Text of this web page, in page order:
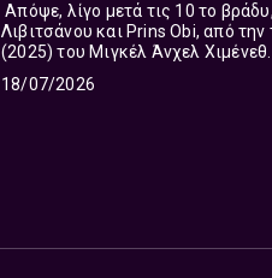
Απόψε, λίγο μετά τις 10 το
Λιβιτσάνου και Prins Obi, από
(2025) του Μιγκέλ Άνχελ
18/07/2026